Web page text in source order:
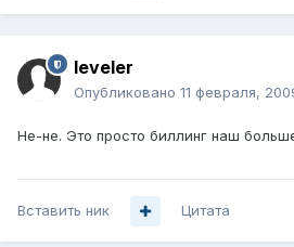
leveler
Опубликовано 11 февраля,
Не-не. Это просто биллинг наш
Вставить ник Цитата